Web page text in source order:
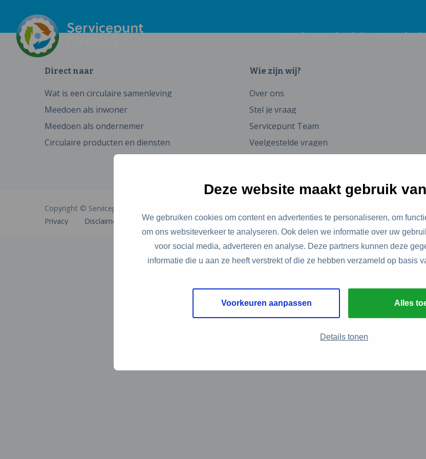
Deze website maakt gebruik
We gebruiken cookies om content en advertenties te personaliseren, om
om ons websiteverkeer te analyseren. Ook delen we informatie over uw
voor social media, adverteren en analyse. Deze partners kunnen deze
informatie die u aan ze heeft verstrekt of die ze hebben verzameld op basis
Voorkeuren aanpassen Alles
Details tonen
Wat is een circulaire
Direct naar
Wat is een circulaire samenleving
Meedoen als inwoner
Meedoen als ondernemer
Circulaire producten en diensten
Wie zijn wij?
Over ons
Stel je vraag
Servicepunt Team
Veelgestelde vragen
Copyright © Servicepunt Circulair
Privacy
Disclaimer Cookies Toegankelijkheid